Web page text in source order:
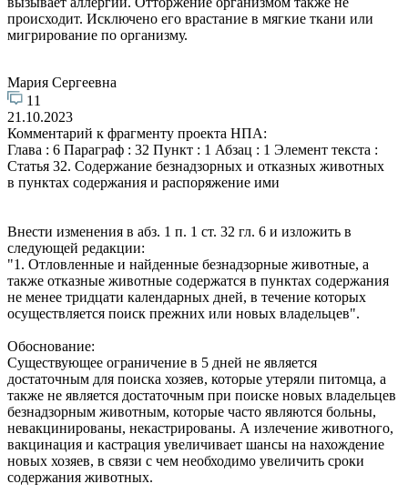
происходит. Исключено его врастание в мягкие ткани или
мигрирование по организму.
Мария Сергеевна
11
21.10.2023
Комментарий к фрагменту проекта НПА:
Глава : 6 Параграф : 32 Пункт : 1 Абзац : 1 Элемент текста :
Статья 32. Содержание безнадзорных и отказных животных
в пунктах содержания и распоряжение ими
Внести изменения в абз. 1 п. 1 ст. 32 гл. 6 и изложить в
следующей редакции:
"1. Отловленные и найденные безнадзорные животные, а
также отказные животные содержатся в пунктах содержания
не менее тридцати календарных дней, в течение которых
осуществляется поиск прежних или новых владельцев".
Обоснование:
Существующее ограничение в 5 дней не является
достаточным для поиска хозяев, которые утеряли питомца, а
также не является достаточным при поиске новых владельцев
безнадзорным животным, которые часто являются больны,
невакцинированы, некастрированы. А излечение животного,
вакцинация и кастрация увеличивает шансы на нахождение
новых хозяев, в связи с чем необходимо увеличить сроки
содержания животных.